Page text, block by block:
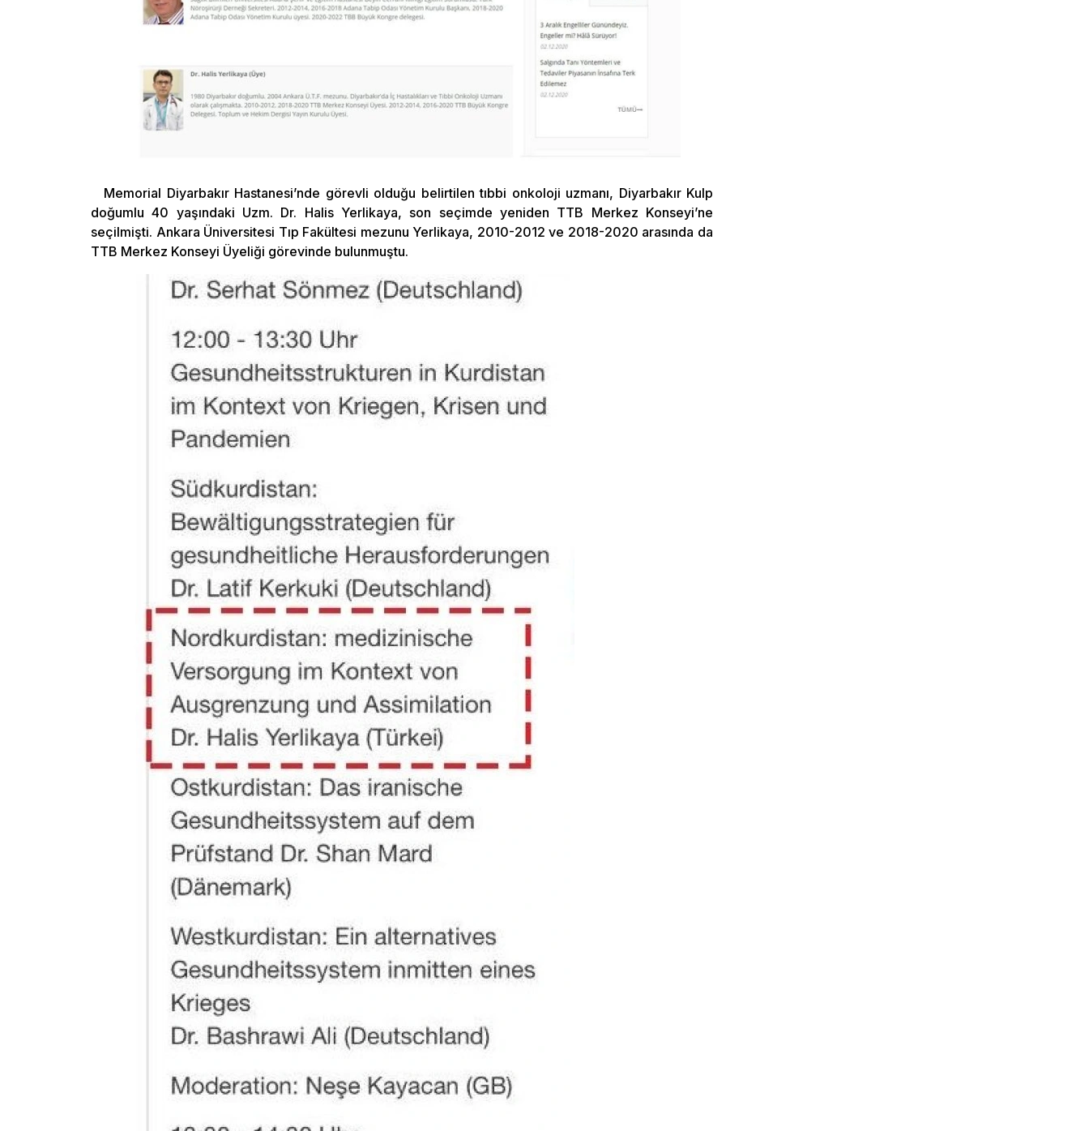
Memorial Diyarbakır Hastanesi’nde görevli olduğu belirtilen tıbbi onkoloji uzmanı, Diyarbakır Kulp
doğumlu 40 yaşındaki Uzm. Dr. Halis Yerlikaya, son seçimde yeniden TTB Merkez Konseyi’ne
seçilmişti. Ankara Üniversitesi Tıp Fakültesi mezunu Yerlikaya, 2010-2012 ve 2018-2020 arasında da
TTB Merkez Konseyi Üyeliği görevinde bulunmuştu.